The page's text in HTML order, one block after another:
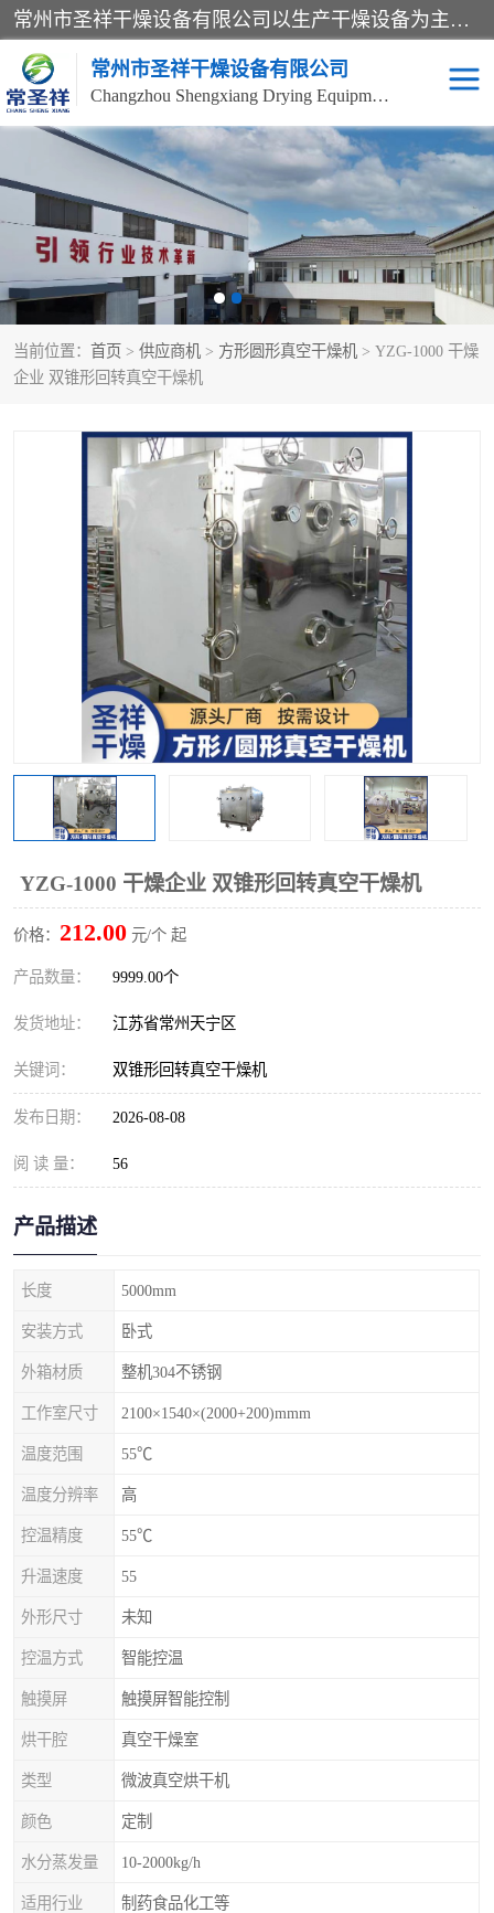
常州市圣祥干燥设备有限公司以生产干燥设备为主导产品，提供：干燥设备、干燥机、混合机、气流干燥机、烘箱、热风循环烘箱、沸腾干燥机、烘干机、喷雾干燥机等产品的生产、制造与销售服务。
常州市圣祥干燥设备有限公司
Changzhou Shengxiang Drying Equipment Co. , Ltd.
当前位置： 首页 > 供应商机 > 方形圆形真空干燥机 > YZG-1000 干燥
企业 双锥形回转真空干燥机
YZG-1000 干燥企业 双锥形回转真空干燥机
价格： 212.00 元/个 起
产品数量： 9999.00个
发货地址： 江苏省常州天宁区
关键词： 双锥形回转真空干燥机
发布日期： 2026-08-08
阅 读 量： 56
产品描述
长度 5000mm
安装方式 卧式
外箱材质 整机304不锈钢
工作室尺寸 2100×1540×(2000+200)mmm
温度范围 55℃
温度分辨率 高
控温精度 55℃
升温速度 55
外形尺寸 未知
控温方式 智能控温
触摸屏 触摸屏智能控制
烘干腔 真空干燥室
类型 微波真空烘干机
颜色 定制
水分蒸发量 10-2000kg/h
适用行业 制药食品化工等
单锥真空干燥机 双锥真空干燥机
气流干燥机 滚筒刮板干燥机
干燥机 闪蒸干燥机
桨叶干燥机 高速混合机
粗粉碎机 带式干燥机
单锥螺带真空干燥机 沸腾干燥机
方形圆形真空干燥机 真空耙式干燥机
热风循环烘箱 喷雾干燥机
振动流化床干燥机 盘式干燥机